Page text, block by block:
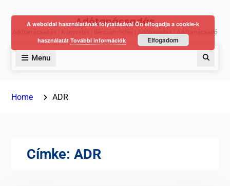
Adótanácsadás
Adótanácsadás | Könyvelés | Bérszámfejtés | Adóbevallás | Adótanácsadó
Menu
Home ADR
Címke: ADR
A weboldal használatának folytatásával Ön elfogadja a cookie-k
használatát További információk Elfogadom